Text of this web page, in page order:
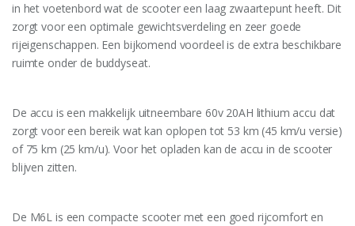
in het voetenbord wat de scooter een laag zwaartepunt heeft. Dit
zorgt voor een optimale gewichtsverdeling en zeer goede
rijeigenschappen. Een bijkomend voordeel is de extra beschikbare
ruimte onder de buddyseat.
De accu is een makkelijk uitneembare 60v 20AH lithium accu dat
zorgt voor een bereik wat kan oplopen tot 53 km (45 km/u versie)
of 75 km (25 km/u). Voor het opladen kan de accu in de scooter
blijven zitten.
De M6L is een compacte scooter met een goed rijcomfort en